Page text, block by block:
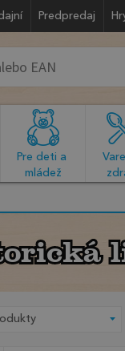
Predpredaj
Pre deti a
mládež